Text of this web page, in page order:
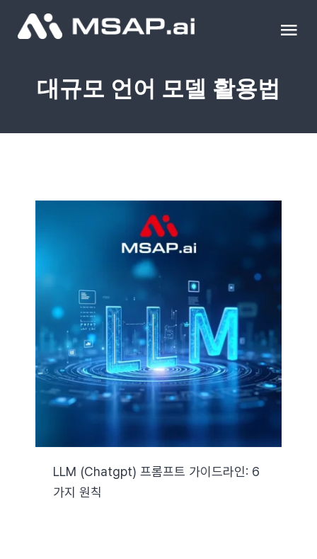
제품
조달물품
블로그
자료실
기술지원
Search
대규모 언어 모델 활용법
LLM (chatgpt) 프롬프트 가이드라인: 6
가지 원칙